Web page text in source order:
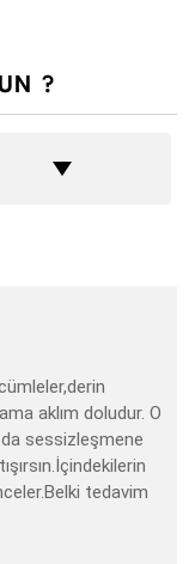
?
aklım doludur. O
sessizleşmene
tedavim